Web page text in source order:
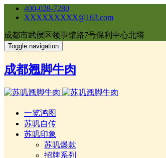
400-028-7280
XXXXXXXXX@163.com
成都市武侯区领事馆路7号保利中心北塔
Toggle navigation
成都翘脚牛肉
一览鸿图
苏叽自传
苏叽印象
苏叽爆款
招牌系列